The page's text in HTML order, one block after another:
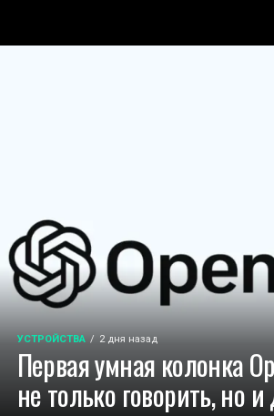
УСТРОЙСТВА 2 дня назад
Первая умная колонка
не только говорить, но и